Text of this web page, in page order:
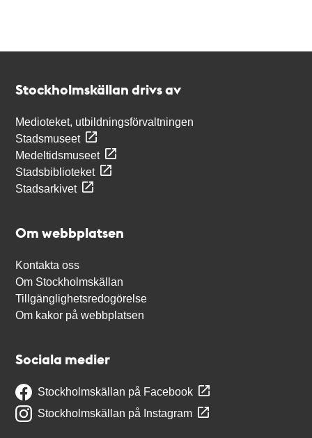
Stockholmskällan drivs av
Medioteket, utbildningsförvaltningen
Stadsmuseet
Medeltidsmuseet
Stadsbiblioteket
Stadsarkivet
Om webbplatsen
Kontakta oss
Om Stockholmskällan
Tillgänglighetsredogörelse
Om kakor på webbplatsen
Sociala medier
Stockholmskällan på Facebook
Stockholmskällan på Instagram